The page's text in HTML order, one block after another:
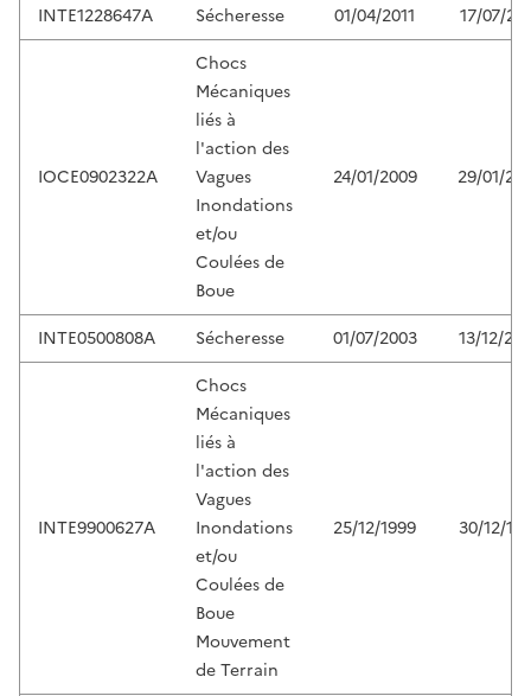
INTE1228647A
Sécheresse 01/04/2011 17/07/
IOCE0902322A
Chocs
Mécaniques
liés à
l'action des
Vagues
Inondations
et/ou
Coulées de
Boue
24/01/2009 29/01/
INTE0500808A Sécheresse 01/07/2003 13/12/
INTE9900627A
Chocs
Mécaniques
liés à
l'action des
Vagues
Inondations
et/ou
Coulées de
Boue
Mouvement
de Terrain
25/12/1999 30/12/